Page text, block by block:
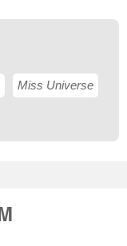
Miss Universe